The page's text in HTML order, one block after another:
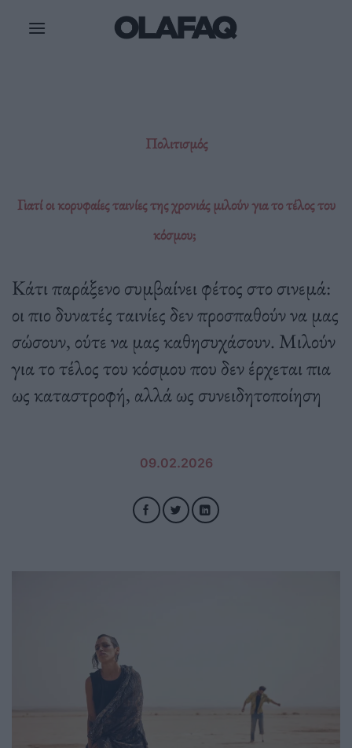
Πολιτισμός
Γιατί οι κορυφαίες ταινίες της χρονιάς μιλούν για το τέλος του
κόσμου;
Κάτι παράξενο συμβαίνει φέτος στο σινεμά:
οι πιο δυνατές ταινίες δεν προσπαθούν να μας
σώσουν, ούτε να μας καθησυχάσουν. Μιλούν
για το τέλος του κόσμου που δεν έρχεται πια
ως καταστροφή, αλλά ως συνειδητοποίηση
09.02.2026